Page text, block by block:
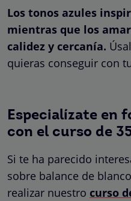
Los tonos azules
mientras que los
calidez y cercanía.
quieras conseguir con
Especialízate en
con el curso de
Si te ha parecido
sobre balance de
realizar nuestro curso